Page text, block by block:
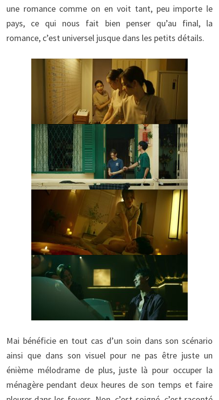
une romance comme on en voit tant, peu importe le
pays, ce qui nous fait bien penser qu’au final, la
romance, c’est universel jusque dans les petits détails.
Mai bénéficie en tout cas d’un soin dans son scénario
ainsi que dans son visuel pour ne pas être juste un
énième mélodrame de plus, juste là pour occuper la
ménagère pendant deux heures de son temps et faire